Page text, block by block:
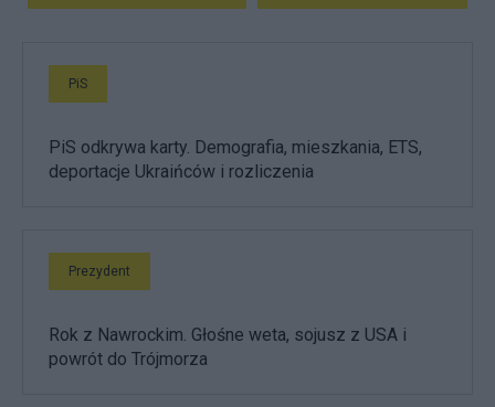
PiS
PiS odkrywa karty. Demografia, mieszkania, ETS,
deportacje Ukraińców i rozliczenia
Prezydent
Rok z Nawrockim. Głośne weta, sojusz z USA i
powrót do Trójmorza